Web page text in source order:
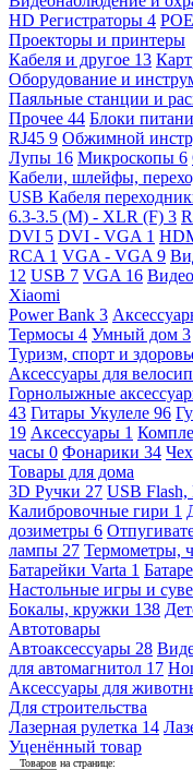
HD Регистраторы 4 POE
Проекторы и принтеры
Кабеля и другое 13
Оборудование и
Паяльные станции и
Прочее 44 Блоки
RJ45 9 Обжимной
Лупы 16 Микроскопы 6
Кабели, шлейфы,
USB Кабеля
6.3-3.5 (M) - XLR (F) 3
DVI 5 DVI - VGA 1
RCA 1 VGA - VGA 9
12 USB 7 VGA 16
Xiaomi
Power Bank 3
Термосы 4 Умный дом 3
Туризм, спорт и
Аксессуары для
Горнолыжные
43 Гитары Укулеле 96
19 Аксессуары 1
часы 0 Фонарики 34
Товары для дома
3D Ручки 27 USB
Калибровочные гири 1
дозиметры 6
лампы 27 Термометры,
Батарейки Varta 1
Настольные игры и
Бокалы, кружки 138
Автотовары
Автоаксессуары 28
для автомагнитол 17
Аксессуары для
Для строительства
Лазерная рулетка 14
Уценённый товар
Товаров на странице: